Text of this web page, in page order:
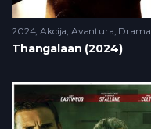
2024 Akcija Avantura Drama
Thangalaan (2024)